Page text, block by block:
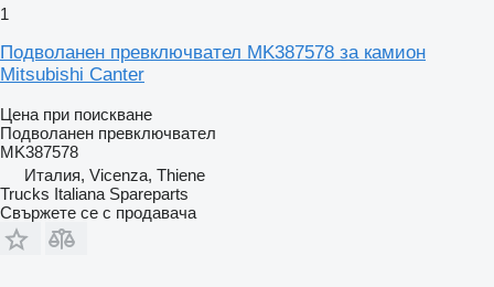
1
Подволанен превключвател MK387578 за камион
Mitsubishi Canter
Цена при поискване
Подволанен превключвател
MK387578
Италия, Vicenza, Thiene
Trucks Italiana Spareparts
Свържете се с продавача